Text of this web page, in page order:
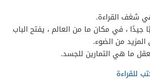
شغف القراءة.
جيدًا ، في مكان ما من العالم ، يفتح الباب
من الضوء.
ما هي التمارين للجسد.
للقراءة